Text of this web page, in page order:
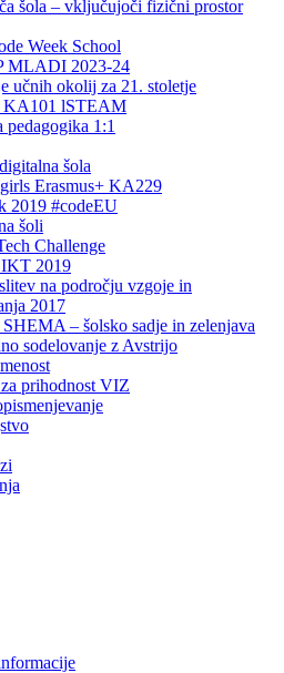
šola – vključujoči fizični prostor
Week School
MLADI 2023-24
učnih okolij za 21. stoletje
KA101 lSTEAM
pedagogika 1:1
šola
Erasmus+ KA229
2019 #codeEU
šoli
Challenge
2019
na področju vzgoje in
2017
– šolsko sadje in zelenjava
sodelovanje z Avstrijo
prihodnost VIZ